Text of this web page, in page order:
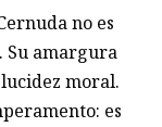
no es
Su amargura
moral.
es